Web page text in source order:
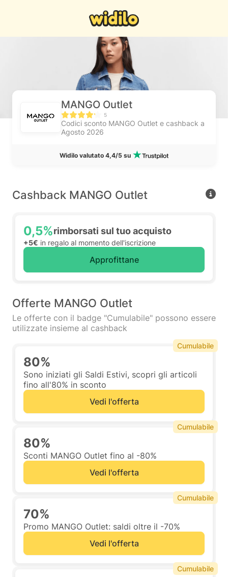
MANGO Outlet
5
Codici sconto MANGO Outlet e cashback a
Agosto 2026
Widilo valutato 4,4/5 su
Cashback MANGO Outlet
0,5%rimborsati sul tuo acquisto
+5€ in regalo al momento dell'iscrizione
Approfittane
Offerte MANGO Outlet
Le offerte con il badge "Cumulabile" possono essere
utilizzate insieme al cashback
80%
Sono iniziati gli Saldi Estivi, scopri gli articoli
fino all'80% in sconto
Vedi l'offerta
Cumulabile
80%
Sconti MANGO Outlet fino al -80%
Vedi l'offerta
Cumulabile
70%
Promo MANGO Outlet: saldi oltre il -70%
Vedi l'offerta
Cumulabile
Cumulabile